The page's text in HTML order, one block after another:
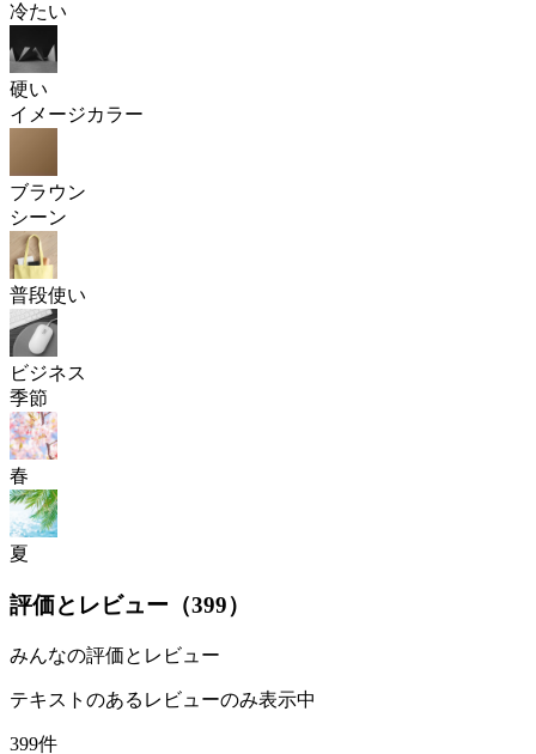
冷たい
硬い
イメージカラー
ブラウン
シーン
普段使い
ビジネス
季節
春
夏
評価とレビュー（399）
みんなの評価とレビュー
テキストのあるレビューのみ表示中
399件